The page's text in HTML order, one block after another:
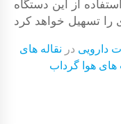
از این دستگاه
دارویی در نقاله های
های هوا گرداب